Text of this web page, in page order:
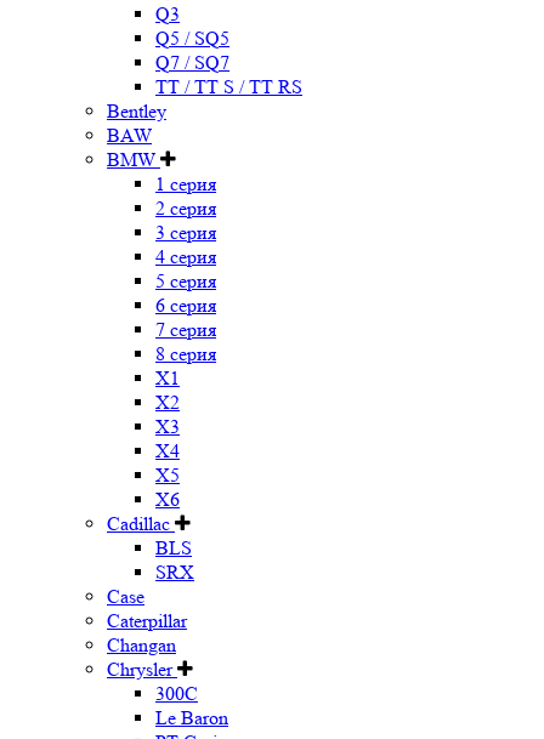
Q3
Q5 / SQ5
Q7 / SQ7
TT / TT S / TT RS
Bentley
BAW
BMW
1 серия
2 серия
3 серия
4 серия
5 серия
6 серия
7 серия
8 серия
X1
X2
X3
X4
X5
X6
Cadillac
BLS
SRX
Case
Caterpillar
Changan
Chrysler
300C
Le Baron